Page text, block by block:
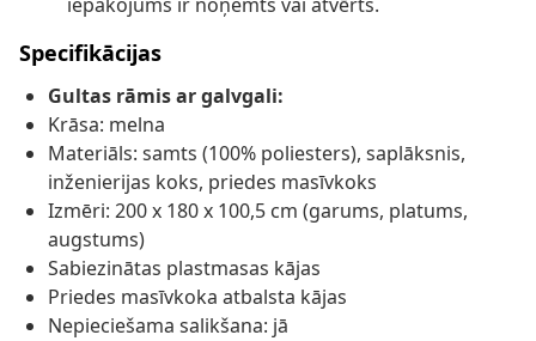
Specifikācijas
Gultas rāmis ar galvgali:
Krāsa: melna
Materiāls: samts (100% poliesters), saplāksnis,
inženierijas koks, priedes masīvkoks
Izmēri: 200 x 180 x 100,5 cm (garums, platums,
augstums)
Sabiezinātas plastmasas kājas
Priedes masīvkoka atbalsta kājas
Nepieciešama salikšana: jā